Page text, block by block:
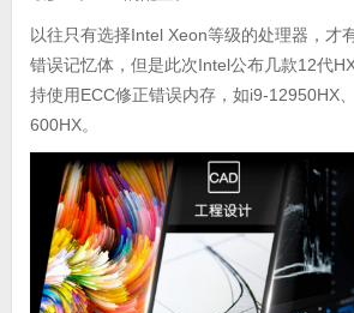
以往只有选择Intel Xeon等级的处理器，才
错误记忆体，但是此次Intel公布几款12代
持使用ECC修正错误内存，如i9-12950HX
600HX。